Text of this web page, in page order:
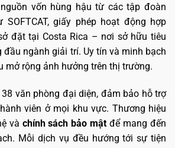
vốn hùng hậu từ các tập đoàn
SOFTCAT, giấy phép hoạt động hợp
đặt tại Costa Rica – nơi sở hữu tiêu
đầu ngành giải trí. Uy tín và minh bạch
mở rộng ảnh hưởng trên thị trường.
văn phòng đại diện, đảm bảo hỗ trợ
viên ở mọi khu vực. Thương hiệu
và chính sách bảo mật để mang đến
Mỗi dịch vụ đều hướng tới sự tiện